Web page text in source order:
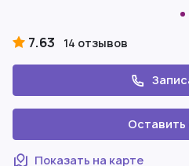
7.63 14 отзывов
Оставить
Показать на карте